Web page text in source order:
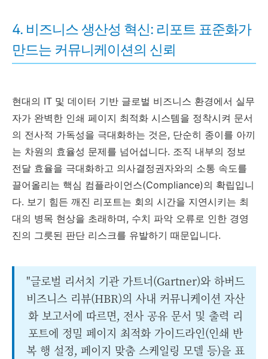
4. 비즈니스 생산성 혁신: 리포트 표준화가
만드는 커뮤니케이션의 신뢰
현대의 IT 및 데이터 기반 글로벌 비즈니스 환경에서 실무
자가 완벽한 인쇄 페이지 최적화 시스템을 정착시켜 문서
의 전사적 가독성을 극대화하는 것은, 단순히 종이를 아끼
는 차원의 효율성 문제를 넘어섭니다. 조직 내부의 정보
전달 효율을 극대화하고 의사결정권자와의 소통 속도를
끌어올리는 핵심 컴플라이언스(Compliance)의 확립입니
다. 보기 힘든 깨진 리포트는 회의 시간을 지연시키는 최
대의 병목 현상을 초래하며, 수치 파악 오류로 인한 경영
진의 그릇된 판단 리스크를 유발하기 때문입니다.
"글로벌 리서치 기관 가트너(Gartner)와 하버드
비즈니스 리뷰(HBR)의 사내 커뮤니케이션 자산
화 보고서에 따르면, 전사 공유 문서 및 출력 리
포트에 정밀 페이지 최적화 가이드라인(인쇄 반
복 행 설정, 페이지 맞춤 스케일링 모델 등)을 표